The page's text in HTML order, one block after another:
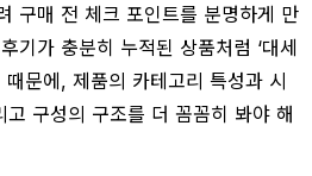
구매 전 체크 포인트를 분명하게 만
기가 충분히 누적된 상품처럼 ‘대세
때문에, 제품의 카테고리 특성과 시
구성의 구조를 더 꼼꼼히 봐야 해